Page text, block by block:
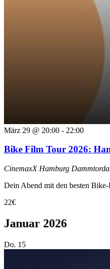
März 29 @ 20:00 - 22:00
Bike Film Tour 2026:
CinemaxX Hamburg
Dein Abend mit den besten
22€
Januar 2026
Do. 15